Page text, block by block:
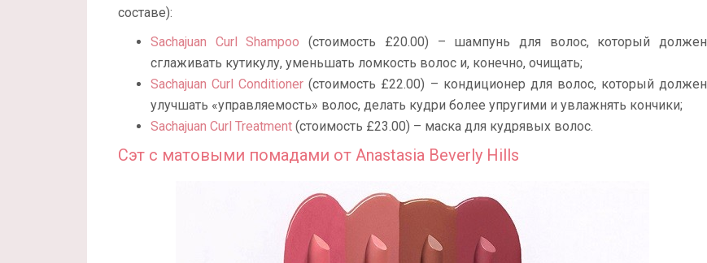
составе):
Sachajuan Curl Shampoo (стоимость £20.00) – шампунь для волос, который должен
сглаживать кутикулу, уменьшать ломкость волос и, конечно, очищать;
Sachajuan Curl Conditioner (стоимость £22.00) – кондиционер для волос, который должен
улучшать «управляемость» волос, делать кудри более упругими и увлажнять кончики;
Sachajuan Curl Treatment (стоимость £23.00) – маска для кудрявых волос.
Сэт с матовыми помадами от Anastasia Beverly Hills